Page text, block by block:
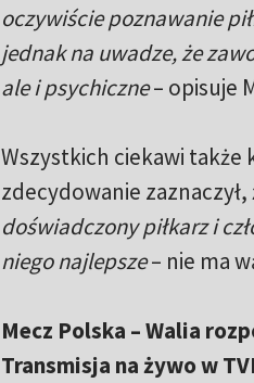
oczywiście poznawanie
jednak na uwadze, że
ale i psychiczne– opisuje
Wszystkich ciekawi także
zdecydowanie
doświadczony piłkarz i
niego najlepsze– nie ma
Mecz Polska – Walia
Transmisja na żywo w